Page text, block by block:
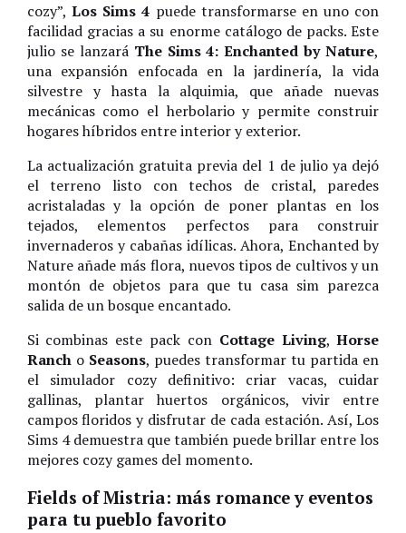
cozy”, Los Sims 4 puede transformarse en uno con
facilidad gracias a su enorme catálogo de packs. Este
julio se lanzará The Sims 4: Enchanted by Nature,
una expansión enfocada en la jardinería, la vida
silvestre y hasta la alquimia, que añade nuevas
mecánicas como el herbolario y permite construir
hogares híbridos entre interior y exterior.
La actualización gratuita previa del 1 de julio ya dejó
el terreno listo con techos de cristal, paredes
acristaladas y la opción de poner plantas en los
tejados, elementos perfectos para construir
invernaderos y cabañas idílicas. Ahora, Enchanted by
Nature añade más flora, nuevos tipos de cultivos y un
montón de objetos para que tu casa sim parezca
salida de un bosque encantado.
Si combinas este pack con Cottage Living,Horse
Rancho Seasons, puedes transformar tu partida en
el simulador cozy definitivo: criar vacas, cuidar
gallinas, plantar huertos orgánicos, vivir entre
campos floridos y disfrutar de cada estación. Así, Los
Sims 4 demuestra que también puede brillar entre los
mejores cozy games del momento.
Fields of Mistria: más romance y eventos
para tu pueblo favorito